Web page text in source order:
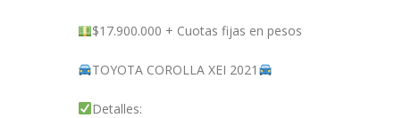
$17.900.000 + Cuotas fijas en pesos
TOYOTA COROLLA XEI 2021
Detalles: